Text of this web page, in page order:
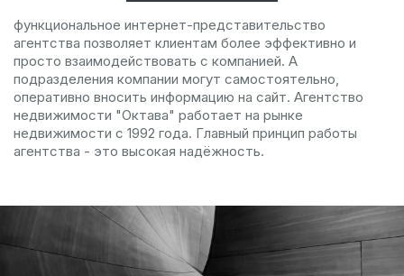
функциональное интернет-представительство
агентства позволяет клиентам более эффективно и
просто взаимодействовать с компанией. А
подразделения компании могут самостоятельно,
оперативно вносить информацию на сайт. Агентство
недвижимости "Октава" работает на рынке
недвижимости с 1992 года. Главный принцип работы
агентства - это высокая надёжность.